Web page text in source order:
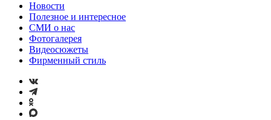
Новости
Полезное и интересное
СМИ о нас
Фотогалерея
Видеосюжеты
Фирменный стиль